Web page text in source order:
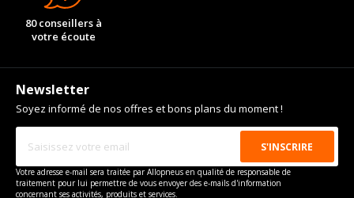
80 conseillers à
votre écoute
Newsletter
Soyez informé de nos offres et bons plans du moment !
Votre adresse e-mail sera traitée par Allopneus en qualité de responsable de
traitement pour lui permettre de vous envoyer des e-mails d'information
concernant ses activités, produits et services.